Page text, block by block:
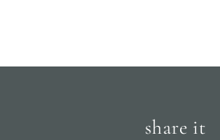
share it